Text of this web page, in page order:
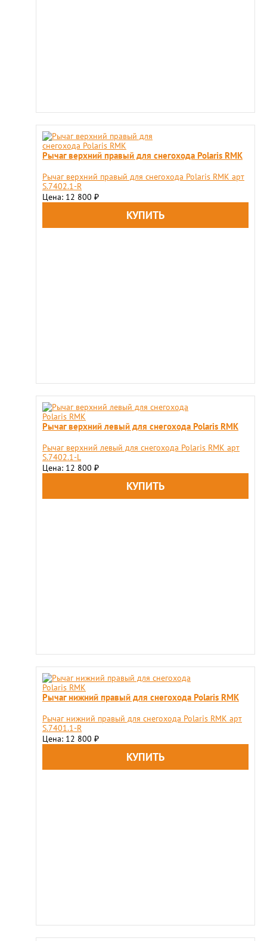
Рычаг верхний правый для снегохода Polaris RMK
Рычаг верхний правый для снегохода Polaris RMK арт
S.7402.1-R
Цена: 12 800 ₽
Рычаг верхний левый для снегохода Polaris RMK
Рычаг верхний левый для снегохода Polaris RMK арт
S.7402.1-L
Цена: 12 800 ₽
Рычаг нижний правый для снегохода Polaris RMK
Рычаг нижний правый для снегохода Polaris RMK арт
S.7401.1-R
Цена: 12 800 ₽